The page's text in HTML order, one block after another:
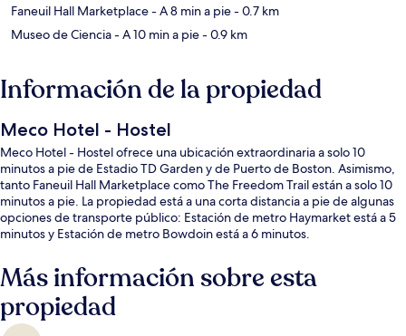
Faneuil Hall Marketplace- A 8 min a pie- 0.7 km
Museo de Ciencia- A 10 min a pie- 0.9 km
Información de la propiedad
Meco Hotel - Hostel
Meco Hotel - Hostel ofrece una ubicación extraordinaria a solo 10
minutos a pie de Estadio TD Garden y de Puerto de Boston. Asimismo,
tanto Faneuil Hall Marketplace como The Freedom Trail están a solo 10
minutos a pie. La propiedad está a una corta distancia a pie de algunas
opciones de transporte público: Estación de metro Haymarket está a 5
minutos y Estación de metro Bowdoin está a 6 minutos.
Más información sobre esta
propiedad